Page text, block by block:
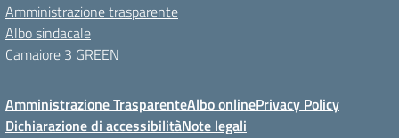
Amministrazione trasparente
Albo sindacale
Camaiore 3 GREEN
Amministrazione TrasparenteAlbo onlinePrivacy Policy
Dichiarazione di accessibilitàNote legali